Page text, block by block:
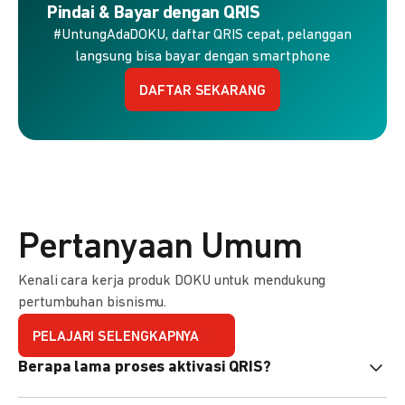
Pindai & Bayar dengan QRIS
#UntungAdaDOKU, daftar QRIS cepat, pelanggan
langsung bisa bayar dengan smartphone
DAFTAR SEKARANG
Pertanyaan Umum
Kenali cara kerja produk DOKU untuk mendukung
pertumbuhan bisnismu.
PELAJARI SELENGKAPNYA
Berapa lama proses aktivasi QRIS?